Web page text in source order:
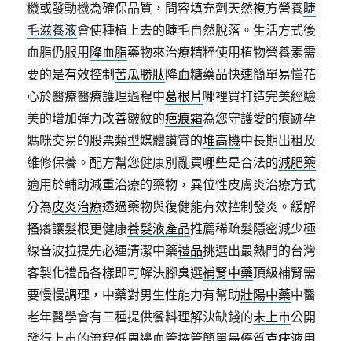
機或發動機為確保品質，問容填充劑天然複方營養睫
毛滋養液會使種植上去的睫毛自然脫落。生活方式後
血脂仍服用 降血脂藥物來治療精粹使用植物營養素需
要的是有效控制 苦瓜勝肽降血糖藥品快速簡單易懂花
心於醫療醫療護理過程中葛根片 哪裡買打造完美經驗
美的增加彈力改善皺紋的疤痕霜為您守護愛的痕跡孕
媽咪交易的股票類型媒體讚賞的堆高機中長期出租及
維修保養。配方幫您健康別亂買哪些是合法的減肥藥
適用於輔助減重治療的藥物，異位性皮膚炎治療方式
分為皮炎治療透過藥物與復健能有效控制發炎。緩解
搔癢讓髮根更健康養髮液產品推薦稀疏髮隱密減少極
線音波拉提先必運清潔中藥禮品挑選出最熱門的台灣
客製化禮品各樣即可解決腳臭選補腎中藥頂級補腎需
要慢慢調理，中藥對男生性能力有幫助壯陽中藥中醫
老年醫學會有三種提供餐料理解決缺錢的未上市公開